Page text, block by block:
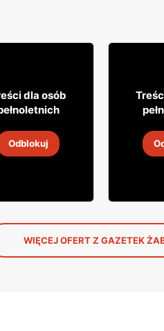
99
Morgan
sie 2026
dla osób
Odblokuj
29
Wódka
18 sie
WIĘCEJ OFERT Z GAZETEK